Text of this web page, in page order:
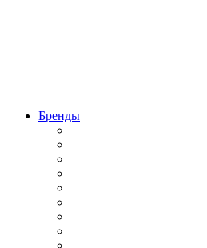
Бренды